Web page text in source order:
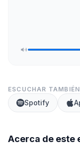
ESCUCHAR
Spotify
Acerca de este